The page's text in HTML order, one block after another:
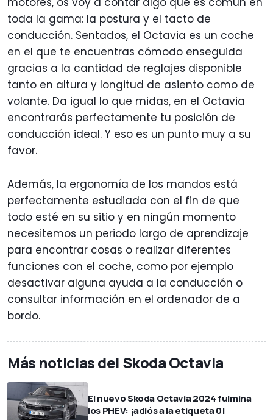
toda la gama: la postura y el tacto de
conducción. Sentados, el Octavia es un coche
en el que te encuentras cómodo enseguida
gracias a la cantidad de reglajes disponible
tanto en altura y longitud de asiento como de
volante. Da igual lo que midas, en el Octavia
encontrarás perfectamente tu posición de
conducción ideal. Y eso es un punto muy a su
favor.
Además, la ergonomía de los mandos está
perfectamente estudiada con el fin de que
todo esté en su sitio y en ningún momento
necesitemos un periodo largo de aprendizaje
para encontrar cosas o realizar diferentes
funciones con el coche, como por ejemplo
desactivar alguna ayuda a la conducción o
consultar información en el ordenador de a
bordo.
Más noticias del Skoda Octavia
El nuevo Skoda Octavia 2024 fulmina
los PHEV: ¡adiós a la etiqueta 0!